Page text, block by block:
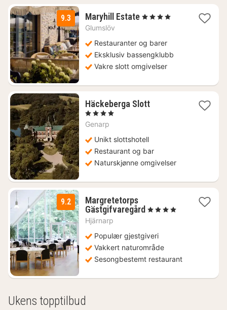
9.3 Maryhill Estate2
2809
kr.
, 4 Stjerner
Glumslöv
Restauranter og barer
Eksklusiv bassengklubb
Vakre slott omgivelser
Häckeberga Slott1
, 4 Stjerner
Genarp
Unikt slottshotell
Restaurant og bar
Naturskjønne omgivelser
9.2
Margretetorps
Gästgifvaregård 1
1399
kr.
, 4 Stjerner
Hjärnarp
Populær gjestgiveri
Vakkert naturområde
Sesongbestemt restaurant
Ukens topptilbud